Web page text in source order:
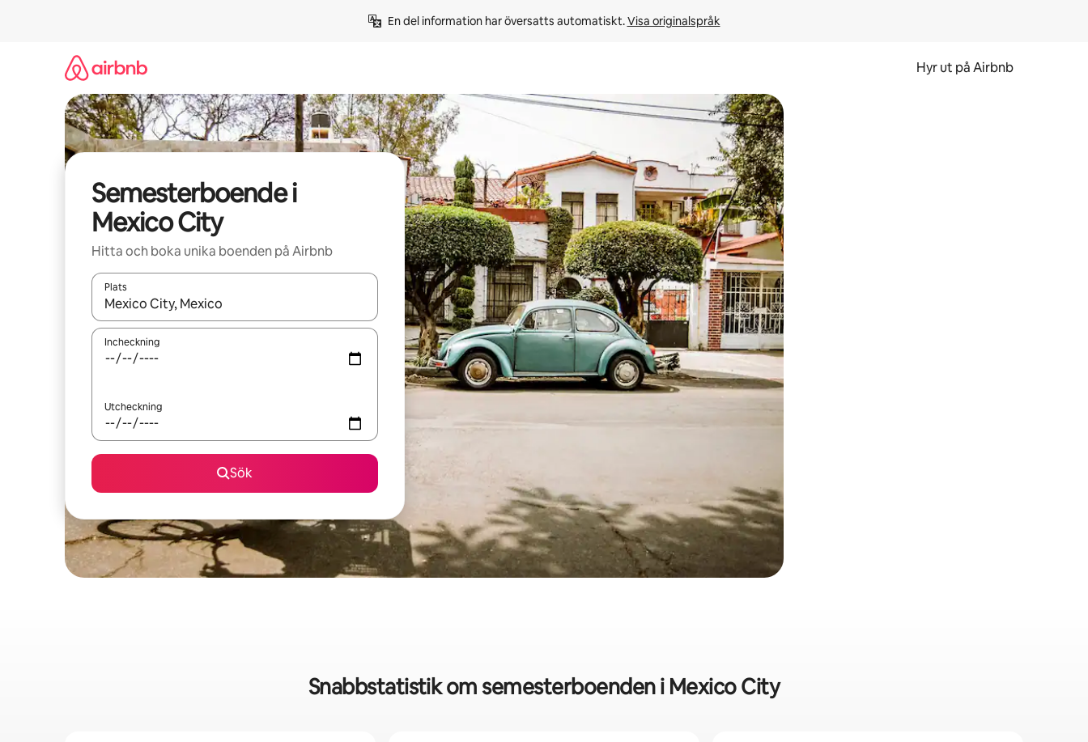
En del information har översatts automatiskt. Visa originalspråk
Hyr ut på Airbnb
Semesterboende i
Mexico City
Hitta och boka unika boenden på Airbnb
Plats
När resultaten är tillgängliga kan du navigera med upp- och nedåtpilarna eller utforska genom att trycka eller svepa.
Incheckning
Utcheckning
Sök
Snabbstatistik om semesterboenden i Mexico City